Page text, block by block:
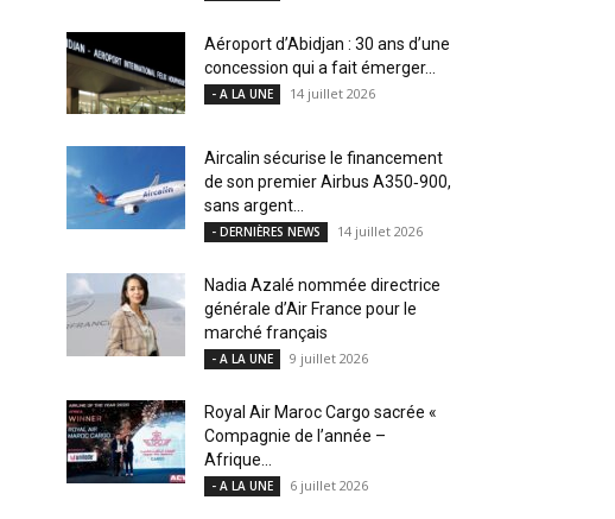
Aéroport d’Abidjan : 30 ans d’une
concession qui a fait émerger...
- A LA UNE 14 juillet 2026
Aircalin sécurise le financement
de son premier Airbus A350‑900,
sans argent...
- DERNIÈRES NEWS 14 juillet 2026
Nadia Azalé nommée directrice
générale d’Air France pour le
marché français
- A LA UNE 9 juillet 2026
Royal Air Maroc Cargo sacrée «
Compagnie de l’année –
Afrique...
- A LA UNE 6 juillet 2026